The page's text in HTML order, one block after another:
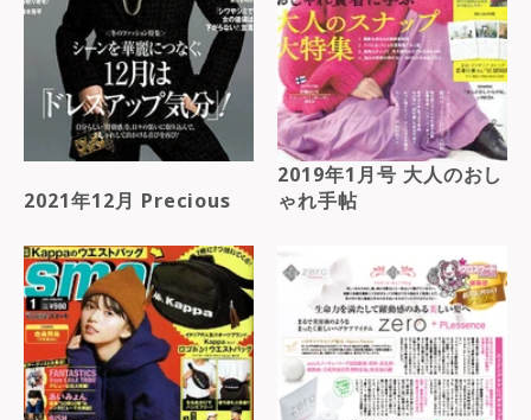
2021年12月 Precious
2019年1月号 大人のおし
ゃれ手帖